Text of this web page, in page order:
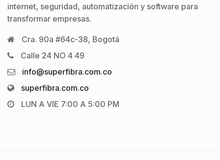
internet, seguridad, automatización y software para
transformar empresas.
Cra. 90a #64c-38, Bogotá
Calle 24 NO 4 49
info@superfibra.com.co
superfibra.com.co
LUN A VIE 7:00 A 5:00 PM